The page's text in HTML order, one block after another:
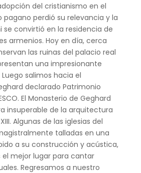
del cristianismo en el
pagano perdió su relevancia y la
se convirtió en la residencia de
armenios. Hoy en día, cerca
las ruinas del palacio real
una impresionante
salimos hacia el
declarado Patrimonio
El Monasterio de Geghard
insuperable de la arquitectura
Algunas de las iglesias del
talladas en una
a su construcción y acústica,
el mejor lugar para cantar
Regresamos a nuestro